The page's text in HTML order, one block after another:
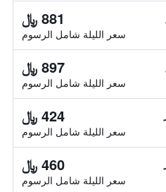
881 ﷼
سعر الليلة شامل الرسوم
897 ﷼
سعر الليلة شامل الرسوم
424 ﷼
سعر الليلة شامل الرسوم
460 ﷼
سعر الليلة شامل الرسوم